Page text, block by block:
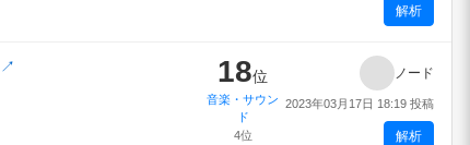
解析
↗ 18位
音楽・サウン
ド
4位
ノード
2023年03月17日 18:19 投稿
解析